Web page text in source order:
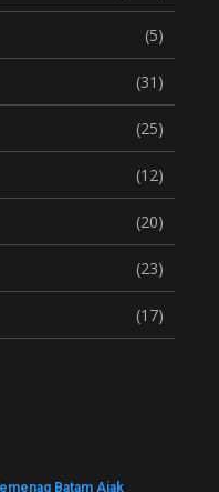
(5)
(31)
(25)
(12)
(20)
(23)
(17)
Batam Ajak